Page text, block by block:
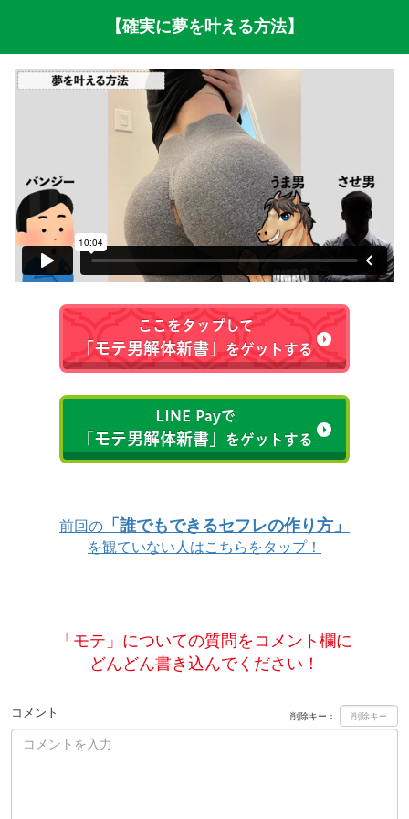
【確実に夢を叶える方法】
ここをタップして
「モテ男解体新書」 をゲットする
LINE Payで
「モテ男解体新書」 をゲットする
前回の 「誰でもできるセフレの作り方」
を観ていない人はこちらをタップ！
「モテ」についての質問をコメント欄に
どんどん書き込んでください！
コメント 削除キー：